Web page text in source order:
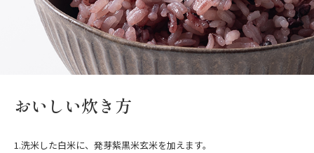
おいしい炊き方
1.洗米した白米に、発芽紫黒米玄米を加えます。